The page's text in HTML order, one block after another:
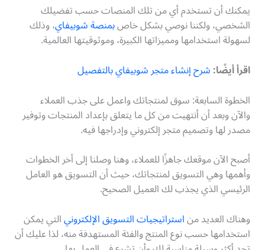
يمكنك أن تستخدم أي من تلك المنصات حسب تفضيلك
الشخصي، ولكننا نوصي بشكل خاصبمنصة شوبيفاي، وذلك
لسهولة استخدامها ومميزاتها الكبيرة، وموثوقيتها العالمية.
اقرأ أيضًا:شرح إنشاء متجر شوبيفاي بالتفصيل
الخطوة السابعة: سوق لمنتجاتك واعمل على جذب العملاء
والآن وبعد أن أنتهيت من كل ما يتعلق بإعداد المنتجات وتوفير
مصدر لها وتصميم متجر إلكتروني وإدراجها فيه.
أصبح الآن موقعك جاهزًا للعملاء، وهنا وصلنا إلى أخر الخطوات
وأهمها وهي التسويق لمنتجاتك، حيث أن التسويق هو العامل
الرئيسي الذي يجذب لك العميل الصحيح.
وهناك العديد مناستراتيجيات التسويق الإلكترونيالتي يمكن
استخدامها حسب نوع المنتج والفئة المستهدفة منه، لذا عليك أن